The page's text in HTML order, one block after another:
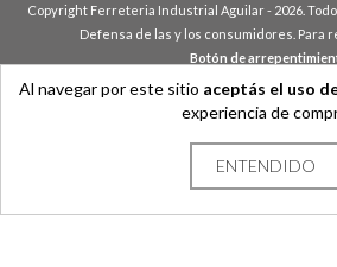
Al navegar por este sitio aceptás el uso
experiencia de
ENTENDIDO
Copyright Ferreteria Industrial Aguilar - 2026.
Defensa de las y los consumidores. Para
Botón de